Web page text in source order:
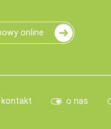
online
kontakt o nas